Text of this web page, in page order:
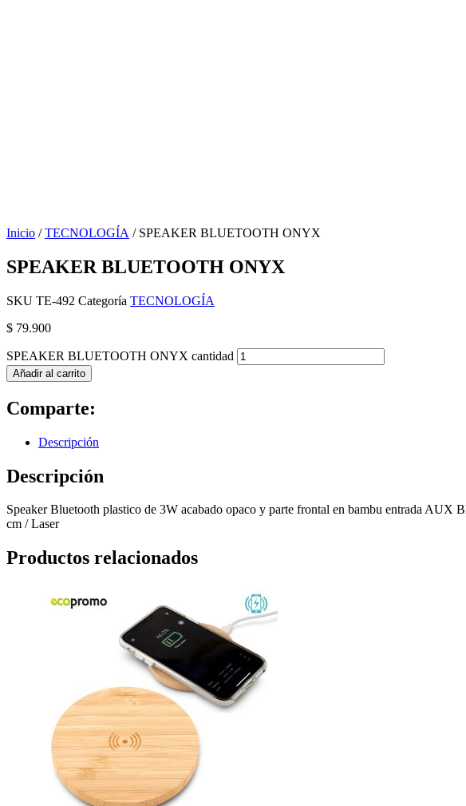
Inicio /TECNOLOGÍA / SPEAKER BLUETOOTH ONYX
SPEAKER BLUETOOTH ONYX
SKU TE-492 Categoría TECNOLOGÍA
$ 79.900
SPEAKER BLUETOOTH ONYX cantidad
Añadir al carrito
Comparte:
Descripción
Descripción
Speaker Bluetooth plastico de 3W acabado opaco y parte frontal en bambu entrada
cm / Laser
Productos relacionados